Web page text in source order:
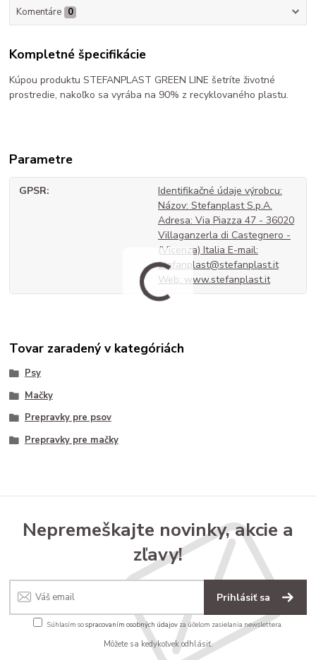
Komentáre 0
Kompletné špecifikácie
Kúpou produktu STEFANPLAST GREEN LINE šetríte životné
prostredie, nakoľko sa vyrába na 90% z recyklovaného plastu.
Parametre
GPSR
Identifikačné údaje výrobcu:
Názov: Stefanplast S.p.A.
Adresa: Via Piazza 47 - 36020
Villaganzerla di Castegnero -
(Vicenza) Italia E-mail:
stefanplast@stefanplast.it
Web: www.stefanplast.it
Tovar zaradený v kategóriách
Psy
Mačky
Prepravky pre psov
Prepravky pre mačky
Nepremeškajte novinky, akcie a
zľavy!
Prihlásiť sa
Súhlasím sospracovaním osobných údajov za účelom zasielania newslettera.
Môžete sa kedykoľvek odhlásiť.